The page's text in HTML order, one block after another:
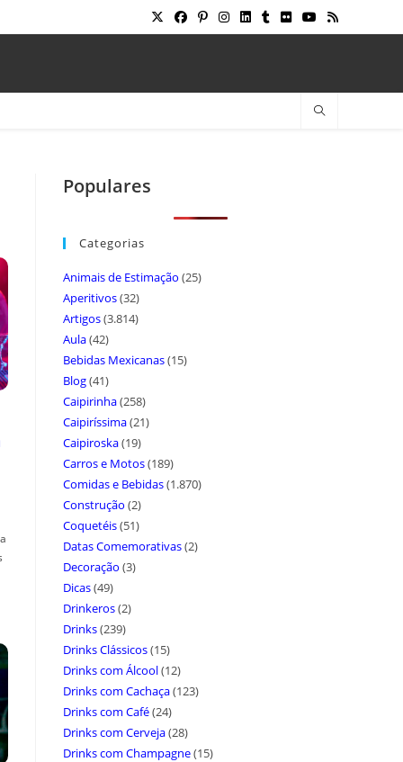
Populares
Categorias
Animais de Estimação (25)
Aperitivos(32)
Artigos(3.814)
Aula(42)
Bebidas Mexicanas(15)
Blog(41)
Caipirinha(258)
Caipiríssima(21)
Caipiroska(19)
Carros e Motos(189)
Comidas e Bebidas(1.870)
Construção (2)
Coquetéis(51)
Datas Comemorativas(2)
Decoração (3)
Dicas(49)
Drinkeros(2)
Drinks(239)
Drinks Clássicos(15)
Drinks com Álcool(12)
Drinks com Cachaça(123)
Drinks com Café(24)
Drinks com Cerveja(28)
Drinks com Champagne(15)